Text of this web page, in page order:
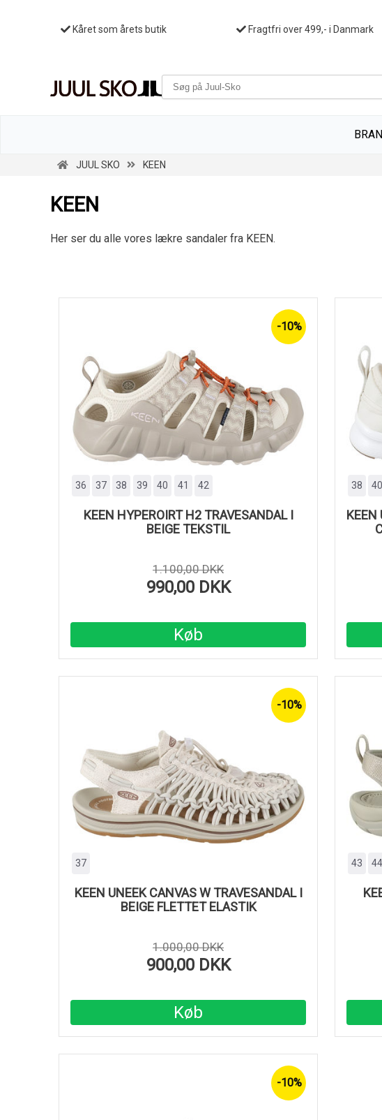
KEEN
Her ser du alle vores lækre sandaler fra KEEN.
KEEN HYPEROIRT H2 TRAVESANDAL I
BEIGE TEKSTIL
36 37 38 39 40 41 42
1.100,00 DKK
990,00 DKK
Køb
-10%
KEEN
38 40
KEEN UNEEK CANVAS W TRAVESANDAL I
BEIGE FLETTET ELASTIK
37
1.000,00 DKK
900,00 DKK
Køb
-10%
43 44
-10%
Kåret som årets butik Fragtfri over 499,- i Danmark
JUUL SKO KEEN